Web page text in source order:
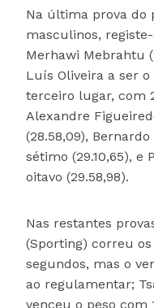
Na última prova do
masculinos,
Merhawi Mebrahtu
Luís Oliveira a ser
terceiro lugar, com
Alexandre
(28.58,09),
sétimo (29.10,65), e
oitavo (29.58,98).
Nas restantes
(Sporting) correu
segundos, mas o
ao regulamentar;
venceu o peso com